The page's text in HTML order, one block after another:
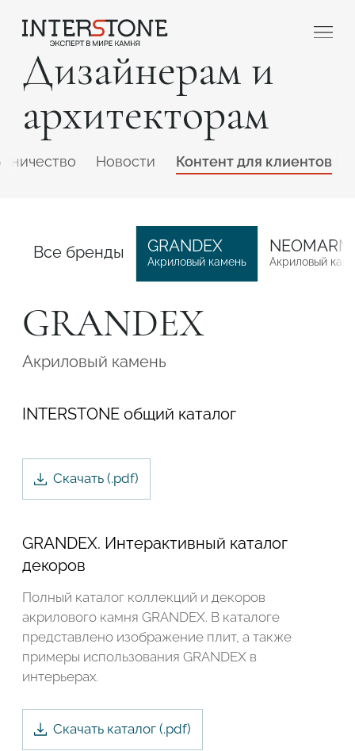
Дизайнерам и
архитекторам
Новости Контент для клиентов
Все бренды GRANDEX
Акриловый камень
NEOMARM
Акриловый
GRANDEX
Акриловый камень
INTERSTONE общий каталог
Скачать (.pdf)
GRANDEX. Интерактивный каталог
декоров
Полный каталог коллекций и декоров
акрилового камня GRANDEX. В каталоге
представлено изображение плит, а также
примеры использования GRANDEX в
интерьерах.
Скачать каталог (.pdf)
Ваша сфера деятельности
Обработчик Дизайнер
Подтвердите, что вы не робот
ОТПРАВИТЬ ЗАЯВКУ
Подтвердите, что вы не робот